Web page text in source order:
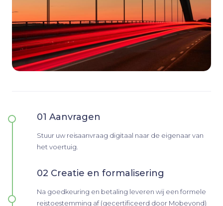
01 Aanvragen
Stuur uw reisaanvraag digitaal naar de eigenaar van
het voertuig.
02 Creatie en formalisering
Na goedkeuring en betaling leveren wij een formele
reistoestemming af (gecertificeerd door Mobeyond)